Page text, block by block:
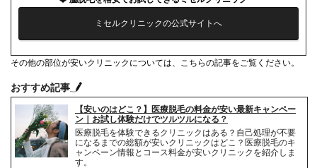
ミセルクリニックの公式サイトへ
その他の部位が安いクリニックについては、こちらの記事をご覧ください。
おすすめ記事
【安いのはどこ？】医療脱毛の料金が安い最新キャンペー
ン｜お試し体験だけでツルツルになる？
医療脱毛を体験できるクリニックはある？自己処理が不要
になるまでの総額が安いクリニックはどこ？医療脱毛のキ
ャンペーン情報とコース料金が安いクリニックを紹介しま
す。